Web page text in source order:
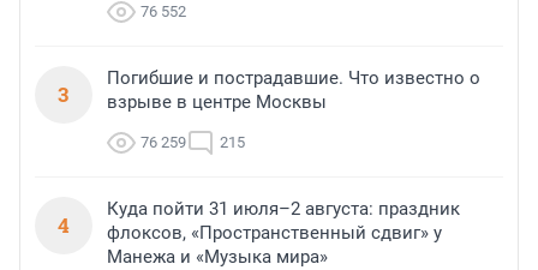
76 552
3
Погибшие и пострадавшие. Что известно о
взрыве в центре Москвы
76 259 215
4
Куда пойти 31 июля–2 августа: праздник
флоксов, «Пространственный сдвиг» у
Манежа и «Музыка мира»